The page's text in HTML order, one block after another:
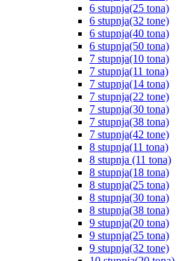
6 stupnja(25 tona)
6 stupnja(32 tone)
6 stupnja(40 tona)
6 stupnja(50 tona)
7 stupnja(10 tona)
7 stupnja(11 tona)
7 stupnja(14 tona)
7 stupnja(22 tone)
7 stupnja(30 tona)
7 stupnja(38 tona)
7 stupnja(42 tone)
8 stupnja(11 tona)
8 stupnja (11 tona)
8 stupnja(18 tona)
8 stupnja(25 tona)
8 stupnja(30 tona)
8 stupnja(38 tona)
9 stupnja(20 tona)
9 stupnja(25 tona)
9 stupnja(32 tone)